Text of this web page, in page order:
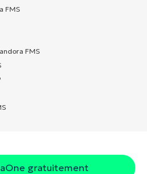
FMS
FMS
gratuitement